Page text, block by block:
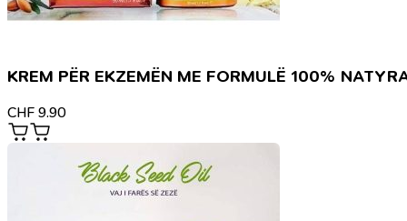
KREM PËR EKZEMËN ME FORMULË 100%
CHF 9.90